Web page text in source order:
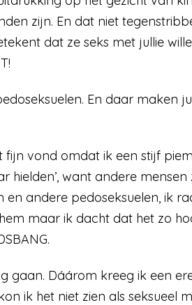
zijn. En dat niet
dat ze seks met jullie
En daar maken
vond omdat ik een stijf
hielden’, want andere
andere pedoseksuelen, ik
maar ik dacht dat het zo
gaan. Dáárom kreeg ik een
ik het niet zien als seksueel